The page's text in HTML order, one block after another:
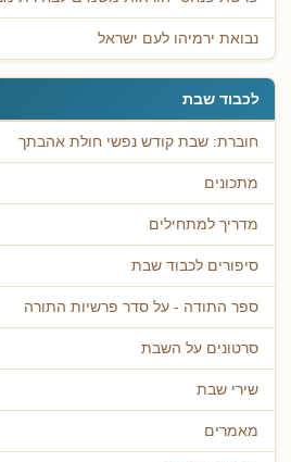
נבואת ירמיהו לעם ישראל
לכבוד שבת
חוברת: שבת קודש נפשי חולת אהבתך
מתכונים
מדריך למתחילים
סיפורים לכבוד שבת
ספר התודה - על סדר פרשיות התורה
סרטונים על השבת
שירי שבת
מאמרים